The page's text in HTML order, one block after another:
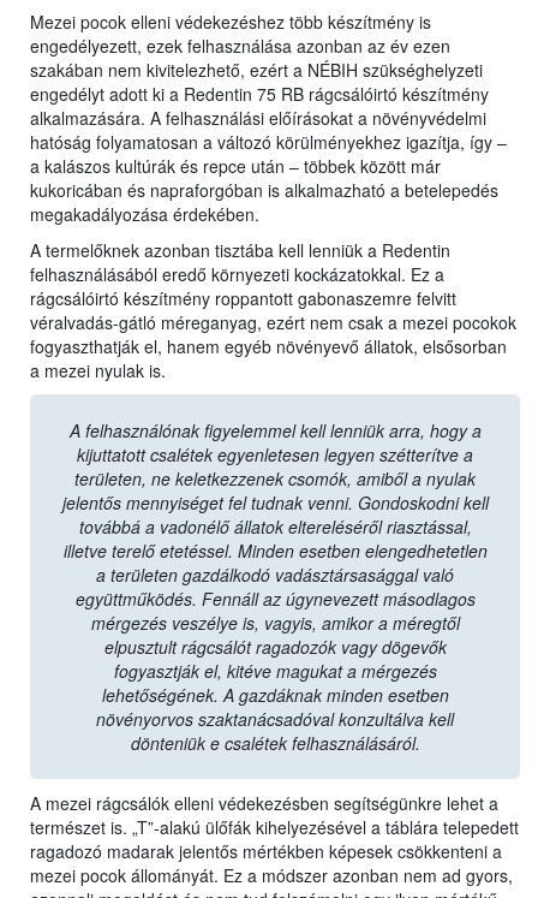
Mezei pocok elleni védekezéshez több készítmény is
engedélyezett, ezek felhasználása azonban az év ezen
szakában nem kivitelezhető, ezért a NÉBIH szükséghelyzeti
engedélyt adott ki a Redentin 75 RB rágcsálóirtó készítmény
alkalmazására. A felhasználási előírásokat a növényvédelmi
hatóság folyamatosan a változó körülményekhez igazítja, így –
a kalászos kultúrák és repce után – többek között már
kukoricában és napraforgóban is alkalmazható a betelepedés
megakadályozása érdekében.
A termelőknek azonban tisztába kell lenniük a Redentin
felhasználásából eredő környezeti kockázatokkal. Ez a
rágcsálóirtó készítmény roppantott gabonaszemre felvitt
véralvadás-gátló méreganyag, ezért nem csak a mezei pocokok
fogyaszthatják el, hanem egyéb növényevő állatok, elsősorban
a mezei nyulak is.
A felhasználónak figyelemmel kell lenniük arra, hogy a
kijuttatott csalétek egyenletesen legyen szétterítve a
területen, ne keletkezzenek csomók, amiből a nyulak
jelentős mennyiséget fel tudnak venni. Gondoskodni kell
továbbá a vadonélő állatok eltereléséről riasztással,
illetve terelő etetéssel. Minden esetben elengedhetetlen
a területen gazdálkodó vadásztársasággal való
együttműködés. Fennáll az úgynevezett másodlagos
mérgezés veszélye is, vagyis, amikor a méregtől
elpusztult rágcsálót ragadozók vagy dögevők
fogyasztják el, kitéve magukat a mérgezés
lehetőségének. A gazdáknak minden esetben
növényorvos szaktanácsadóval konzultálva kell
dönteniük e csalétek felhasználásáról.
A mezei rágcsálók elleni védekezésben segítségünkre lehet a
természet is. „T”-alakú ülőfák kihelyezésével a táblára telepedett
ragadozó madarak jelentős mértékben képesek csökkenteni a
mezei pocok állományát. Ez a módszer azonban nem ad gyors,